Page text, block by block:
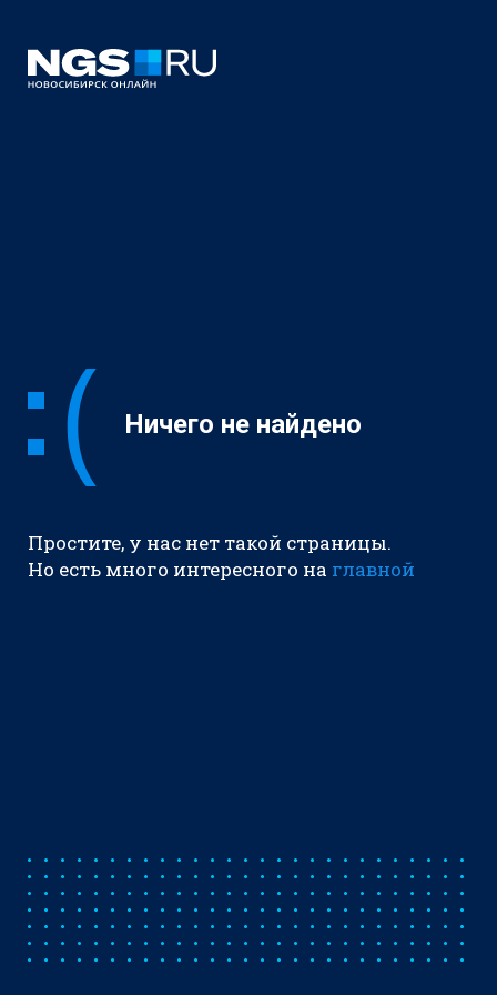
Ничего не найдено
Простите, у нас нет такой страницы.
Но есть много интересного на главной